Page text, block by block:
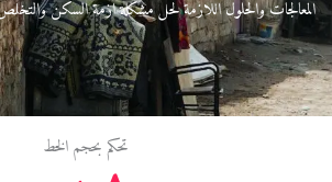
المعالجات والحلول اللازمة لحل مشكلة ازمة السكن
تحكم بحجم الخط